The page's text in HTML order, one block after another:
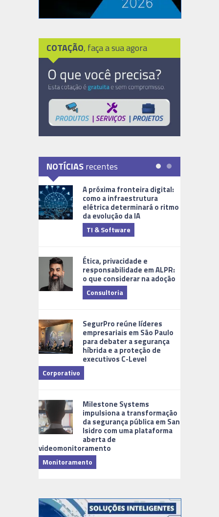
COTAÇÃO, faça a sua agora
NOTÍCIASrecentes
A próxima fronteira digital:
como a infraestrutura
elétrica determinará o ritmo
da evolução da IA
TI & Software
Ética, privacidade e
responsabilidade em ALPR:
o que considerar na adoção
Consultoria
SegurPro reúne líderes
empresariais em São Paulo
para debater a segurança
híbrida e a proteção de
executivos C-Level
Corporativo
Milestone Systems
impulsiona a transformação
da segurança pública em San
Isidro com uma plataforma
aberta de
videomonitoramento
Monitoramento